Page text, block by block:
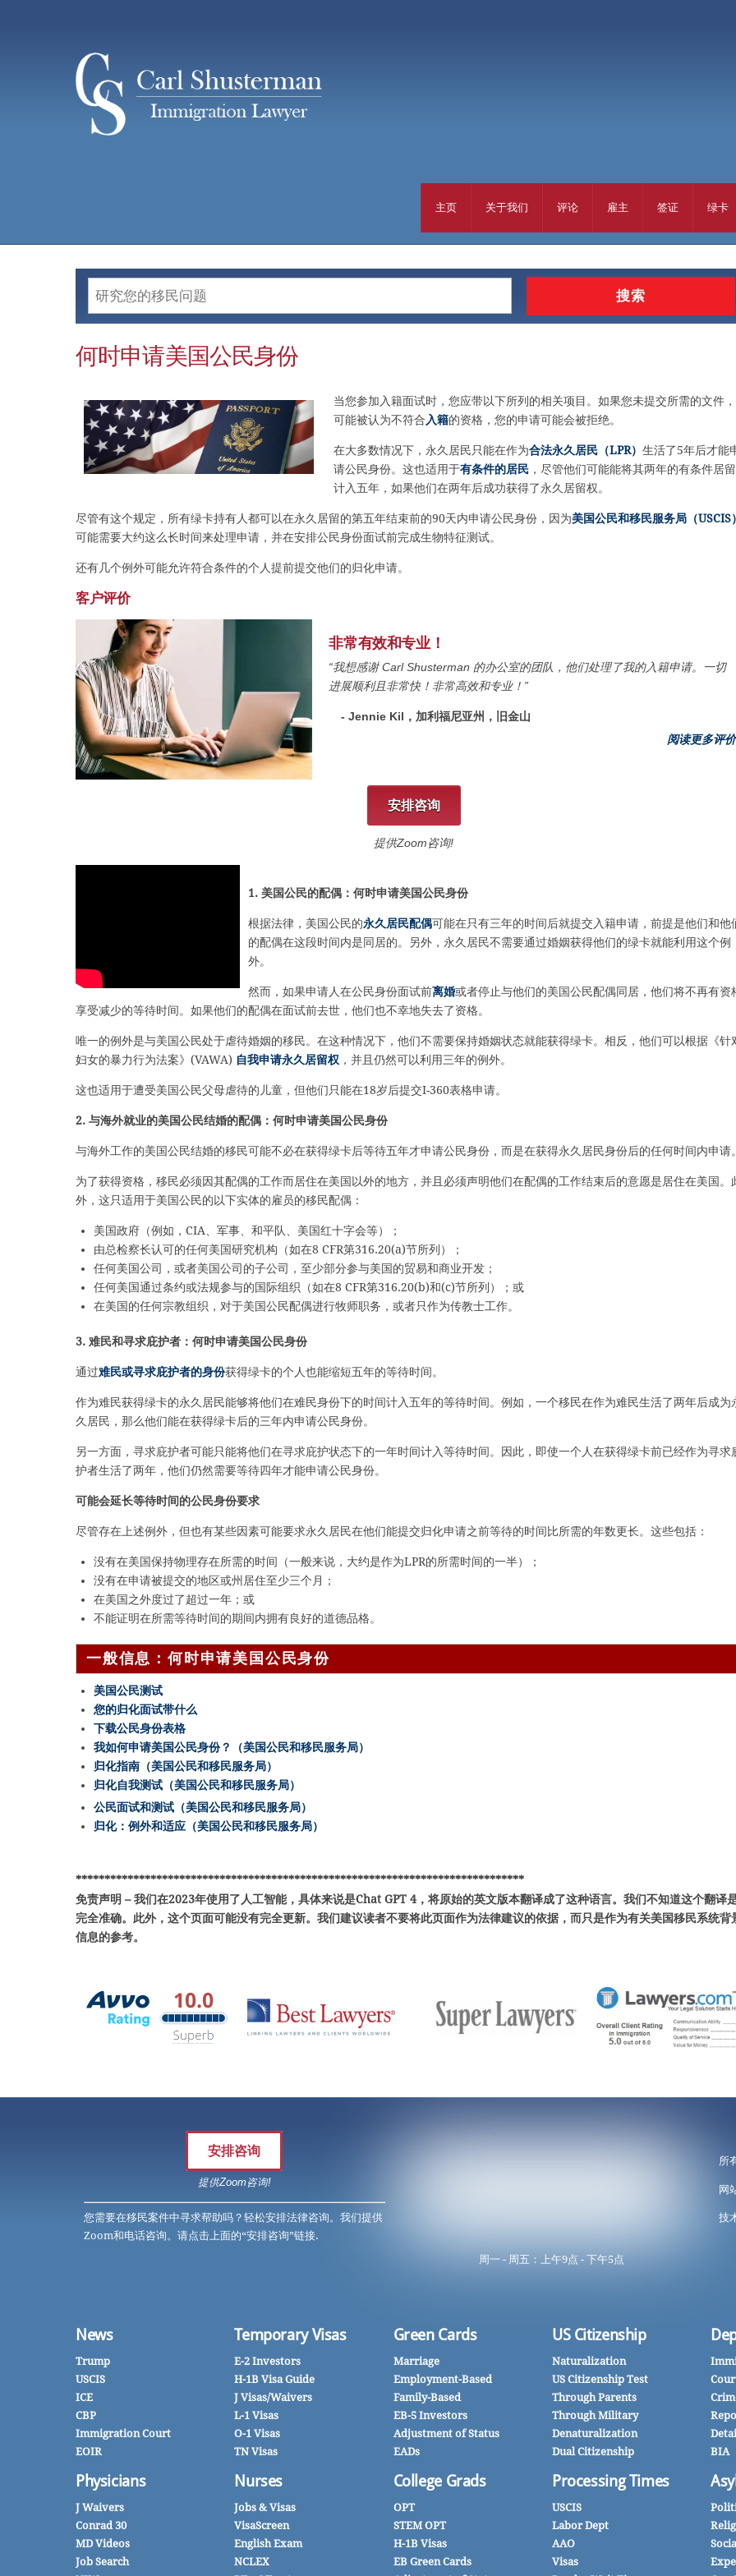
主页 关于我们 评论 雇主 签证 绿卡
何时申请美国公民身份
当您参加入籍面试时，您应带以下所列的相关项目。如果您未提交所需的文件
可能被认为不符合入籍的资格，您的申请可能会被拒绝。
在大多数情况下，永久居民只能在作为合法永久居民（LPR） 生活了5年后才能
请公民身份。这也适用于有条件的居民 ，尽管他们可能能将其两年的有条件居
计入五年，如果他们在两年后成功获得了永久居留权。
尽管有这个规定，所有绿卡持有人都可以在永久居留的第五年结束前的90天内申请公民身份，因为美国公民和移民服务局（USCIS）
可能需要大约这么长时间来处理申请，并在安排公民身份面试前完成生物特征测试。
还有几个例外可能允许符合条件的个人提前提交他们的归化申请。
客户评价
非常有效和专业！
“我想感谢 Carl Shusterman 的办公室的团队，他们处理了我的入籍申请。一切
进展顺利且非常快！非常高效和专业！”
- Jennie Kil，加利福尼亚州，旧金山
阅读更多评价
安排咨询
提供Zoom咨询!
1. 美国公民的配偶：何时申请美国公民身份
根据法律，美国公民的永久居民配偶可能在只有三年的时间后就提交入籍申请，前提是他们和他
的配偶在这段时间内是同居的。另外，永久居民不需要通过婚姻获得他们的绿卡就能利用这个例
外。
然而，如果申请人在公民身份面试前离婚或者停止与他们的美国公民配偶同居，他们将不再有资
享受减少的等待时间。如果他们的配偶在面试前去世，他们也不幸地失去了资格。
唯一的例外是与美国公民处于虐待婚姻的移民。在这种情况下，他们不需要保持婚姻状态就能获得绿卡。相反，他们可以根据《针
妇女的暴力行为法案》(VAWA) 自我申请永久居留权 ，并且仍然可以利用三年的例外。
这也适用于遭受美国公民父母虐待的儿童，但他们只能在18岁后提交I-360表格申请。
2. 与海外就业的美国公民结婚的配偶：何时申请美国公民身份
与海外工作的美国公民结婚的移民可能不必在获得绿卡后等待五年才申请公民身份，而是在获得永久居民身份后的任何时间内申请。
为了获得资格，移民必须因其配偶的工作而居住在美国以外的地方，并且必须声明他们在配偶的工作结束后的意愿是居住在美国。
外，这只适用于美国公民的以下实体的雇员的移民配偶：
美国政府（例如，CIA、军事、和平队、美国红十字会等）；
由总检察长认可的任何美国研究机构（如在8 CFR第316.20(a)节所列）；
任何美国公司，或者美国公司的子公司，至少部分参与美国的贸易和商业开发；
任何美国通过条约或法规参与的国际组织（如在8 CFR第316.20(b)和(c)节所列）；或
在美国的任何宗教组织，对于美国公民配偶进行牧师职务，或者只作为传教士工作。
3. 难民和寻求庇护者：何时申请美国公民身份
通过难民或寻求庇护者的身份获得绿卡的个人也能缩短五年的等待时间。
作为难民获得绿卡的永久居民能够将他们在难民身份下的时间计入五年的等待时间。例如，一个移民在作为难民生活了两年后成为
久居民，那么他们能在获得绿卡后的三年内申请公民身份。
另一方面，寻求庇护者可能只能将他们在寻求庇护状态下的一年时间计入等待时间。因此，即使一个人在获得绿卡前已经作为寻求
护者生活了两年，他们仍然需要等待四年才能申请公民身份。
可能会延长等待时间的公民身份要求
尽管存在上述例外，但也有某些因素可能要求永久居民在他们能提交归化申请之前等待的时间比所需的年数更长。这些包括：
没有在美国保持物理存在所需的时间（一般来说，大约是作为LPR的所需时间的一半）；
没有在申请被提交的地区或州居住至少三个月；
在美国之外度过了超过一年；或
不能证明在所需等待时间的期间内拥有良好的道德品格。
一般信息：何时申请美国公民身份
美国公民测试
您的归化面试带什么
下载公民身份表格
我如何申请美国公民身份？（美国公民和移民服务局）
归化指南（美国公民和移民服务局）
归化自我测试（美国公民和移民服务局）
公民面试和测试（美国公民和移民服务局）
归化：例外和适应（美国公民和移民服务局）
******************************************************************************
免责声明 – 我们在2023年使用了人工智能，具体来说是Chat GPT 4，将原始的英文版本翻译成了这种语言。我们不知道这个翻译
完全准确。此外，这个页面可能没有完全更新。我们建议读者不要将此页面作为法律建议的依据，而只是作为有关美国移民系统背
信息的参考。
安排咨询
提供Zoom咨询!
您需要在移民案件中寻求帮助吗？轻松安排法律咨询。我们提供
Zoom和电话咨询。请点击上面的“安排咨询”链接.
周一 - 周五：上午9点 - 下午5点
所
网
技
News
Trump
USCIS
ICE
CBP
Immigration Court
EOIR
Physicians
J Waivers
Conrad 30
MD Videos
Job Search
Temporary Visas
E-2 Investors
H-1B Visa Guide
J Visas/Waivers
L-1 Visas
O-1 Visas
TN Visas
Nurses
Jobs & Visas
VisaScreen
English Exam
NCLEX
Green Cards
Marriage
Employment-Based
Family-Based
EB-5 Investors
Adjustment of Status
EADs
College Grads
OPT
STEM OPT
H-1B Visas
EB Green Cards
US Citizenship
Naturalization
US Citizenship Test
Through Parents
Through Military
Denaturalization
Dual Citizenship
Processing Times
USCIS
Labor Dept
AAO
Visas
BIA